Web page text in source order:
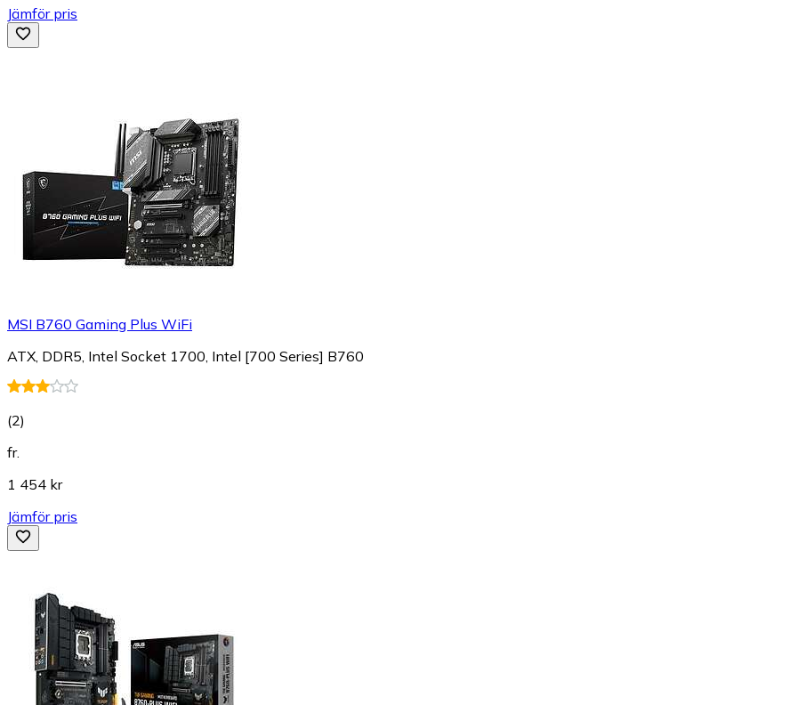
Jämför pris
MSI B760 Gaming Plus WiFi
ATX, DDR5, Intel Socket 1700, Intel [700 Series] B760
(2)
fr.
1 454 kr
Jämför pris